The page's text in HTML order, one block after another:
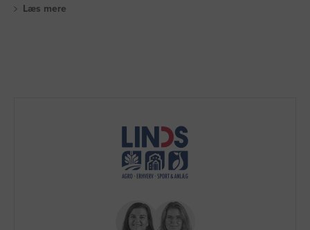
Læs mere